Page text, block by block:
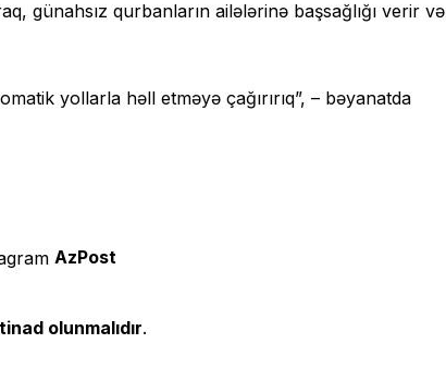
günahsız qurbanların ailələrinə başsağlığı verir və
yollarla həll etməyə çağırırıq”, – bəyanatda
AzPost
olunmalıdır.